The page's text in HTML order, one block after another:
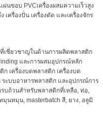
นขอบ PVCเครื่องผสมความเร็วสูง
เครื่องปั่น เครื่องตัด และเครื่องจักร
ที่เชี่ยวชาญในด้านการผลิตพลาสติก
และการผสมอุปกรณ์หลัก
ก เครื่องบดพลาสติก เครื่องบด
ระบบอาหารพลาสติก และอุปกรณ์การ
บถ้วนสําหรับพลาสติกที่เหลือ, ท่อ,
นหมุน, masterbatch สี, ยาง, อลูมิ